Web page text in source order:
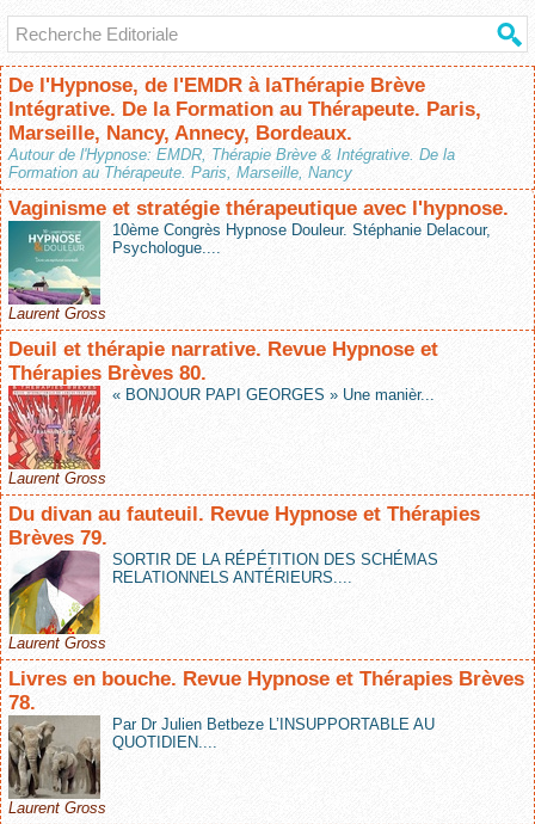
De l'Hypnose, de l'EMDR à laThérapie Brève
Intégrative. De la Formation au Thérapeute. Paris,
Marseille, Nancy, Annecy, Bordeaux.
Autour de l'Hypnose: EMDR, Thérapie Brève & Intégrative. De la
Formation au Thérapeute. Paris, Marseille, Nancy
Vaginisme et stratégie thérapeutique avec l'hypnose.
10ème Congrès Hypnose Douleur. Stéphanie Delacour,
Psychologue....
Laurent Gross
Deuil et thérapie narrative. Revue Hypnose et
Thérapies Brèves 80.
« BONJOUR PAPI GEORGES » Une manièr...
Laurent Gross
Du divan au fauteuil. Revue Hypnose et Thérapies
Brèves 79.
SORTIR DE LA RÉPÉTITION DES SCHÉMAS
RELATIONNELS ANTÉRIEURS....
Laurent Gross
Livres en bouche. Revue Hypnose et Thérapies Brèves
78.
Par Dr Julien Betbeze L’INSUPPORTABLE AU
QUOTIDIEN....
Laurent Gross